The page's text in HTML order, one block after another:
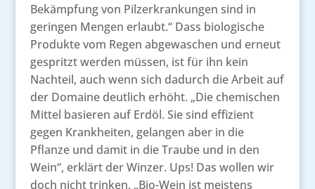
Bekämpfung von Pilzerkrankungen sind in
geringen Mengen erlaubt.“ Dass biologische
Produkte vom Regen abgewaschen und erneut
gespritzt werden müssen, ist für ihn kein
Nachteil, auch wenn sich dadurch die Arbeit auf
der Domaine deutlich erhöht. „Die chemischen
Mittel basieren auf Erdöl. Sie sind effizient
gegen Krankheiten, gelangen aber in die
Pflanze und damit in die Traube und in den
Wein“, erklärt der Winzer. Ups! Das wollen wir
doch nicht trinken. „Bio-Wein ist meistens